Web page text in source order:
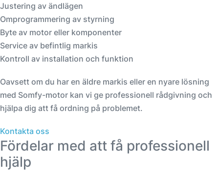
Justering av ändlägen
Omprogrammering av styrning
Byte av motor eller komponenter
Service av befintlig markis
Kontroll av installation och funktion
Oavsett om du har en äldre markis eller en nyare lösning
med Somfy-motor kan vi ge professionell rådgivning och
hjälpa dig att få ordning på problemet.
Kontakta oss
Fördelar med att få professionell
hjälp